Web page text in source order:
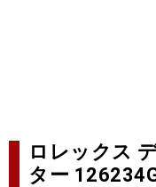
ロレックス
ター